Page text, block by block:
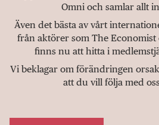
Omni och samlar allt
Även det bästa av vårt
från aktörer som The Economist
finns nu att hitta i
Vi beklagar om förändringen
att du vill följa med